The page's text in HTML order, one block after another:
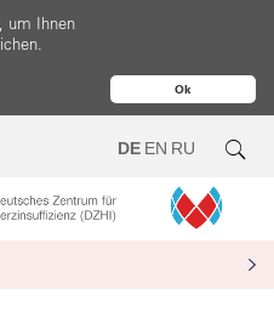
Ok
um Ihnen
DE EN RU